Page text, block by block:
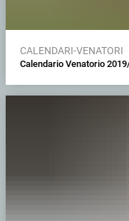
CALENDARI-VENATORI
Calendario Venatorio